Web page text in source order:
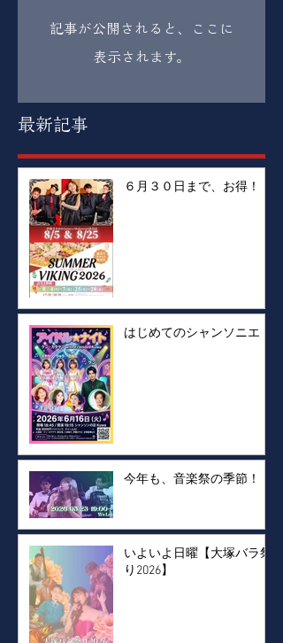
記事が公開されると、ここに
表示されます。
最新記事
６月３０日まで、お得！！
はじめてのシャンソニエ！
今年も、音楽祭の季節！
いよいよ日曜【大塚バラ祭
り2026】